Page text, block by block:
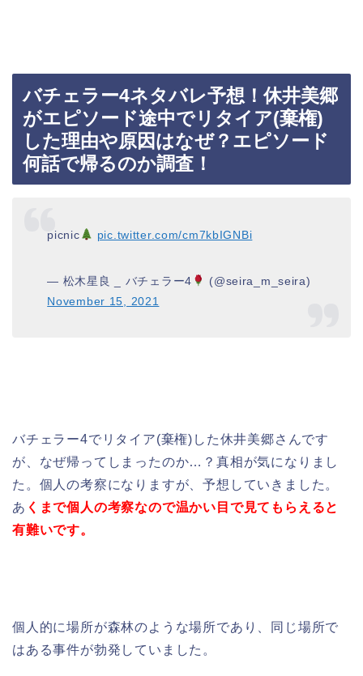
バチェラー4ネタバレ予想！休井美郷
がエピソード途中でリタイア(棄権)
した理由や原因はなぜ？エピソード
何話で帰るのか調査！
picnic pic.twitter.com/cm7kbIGNBi
— 松木星良 _ バチェラー4
(@seira_m_seira)
November 15, 2021
バチェラー4でリタイア(棄権)した休井美郷さんです
が、なぜ帰ってしまったのか…？真相が気になりまし
た。個人の考察になりますが、予想していきました。
あ くまで個人の考察なので温かい目で見てもらえると
有難いです。
個人的に場所が森林のような場所であり、同じ場所で
はある事件が勃発していました。